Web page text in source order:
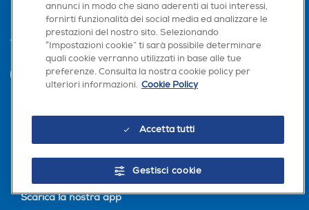
Trova negozio
INVIA
Scarica la nostra app
annunci in modo che siano aderenti ai tuoi interessi,
fornirti funzionalità dei social media ed analizzare le
prestazioni del nostro sito. Selezionando
“Impostazioni cookie” ti sarà possibile determinare
quali cookie verranno utilizzati in base alle tue
preferenze. Consulta la nostra cookie policy per
ulteriori informazioni. Cookie Policy
Accetta tutti
Gestisci cookie